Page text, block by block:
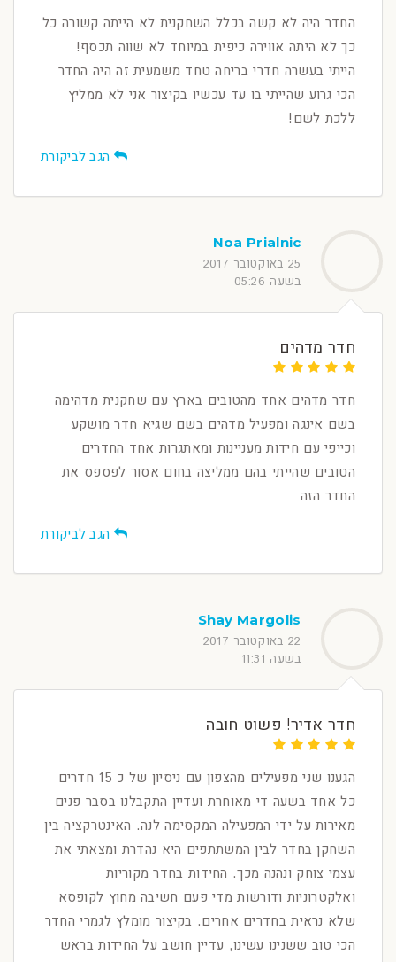
החדר היה לא קשה בכלל השחקנית לא הייתה קשורה כל
כך לא היתה אווירה כיפית במיוחד לא שווה תכסף!
הייתי בעשרה חדרי בריחה טחד משמעית זה היה החדר
הכי גרוע שהייתי בו עד עכשיו בקיצור אני לא ממליץ
ללכת לשם!
הגב לביקורת
Noa Prialnic
25 באוקטובר 2017
בשעה 05:26
חדר מדהים
חדר מדהים אחד מהטובים בארץ עם שחקנית מדהימה
בשם אינגה ומפעיל מדהים בשם שגיא חדר מושקע
וכייפי עם חידות מעניינות ומאתגרות אחד החדרים
הטובים שהייתי בהם ממליצה בחום אסור לפספס את
החדר הזה
הגב לביקורת
Shay Margolis
22 באוקטובר 2017
בשעה 11:31
חדר אדיר! פשוט חובה
הגענו שני מפעילים מהצפון עם ניסיון של כ 15 חדרים
כל אחד בשעה די מאוחרת ועדיין התקבלנו בסבר פנים
מאירות על ידי המפעילה המקסימה לנה. האינטרקציה בין
השחקן בחדר לבין המשתתפים היא נהדרת ומצאתי את
עצמי צוחק ונהנה מכך. החידות בחדר מקוריות
ואלקטרוניות ודורשות מדי פעם חשיבה מחוץ לקופסא
שלא נראית בחדרים אחרים. בקיצור מומלץ לגמרי החדר
הכי טוב ששנינו עשינו, עדיין חושב על החידות בראש